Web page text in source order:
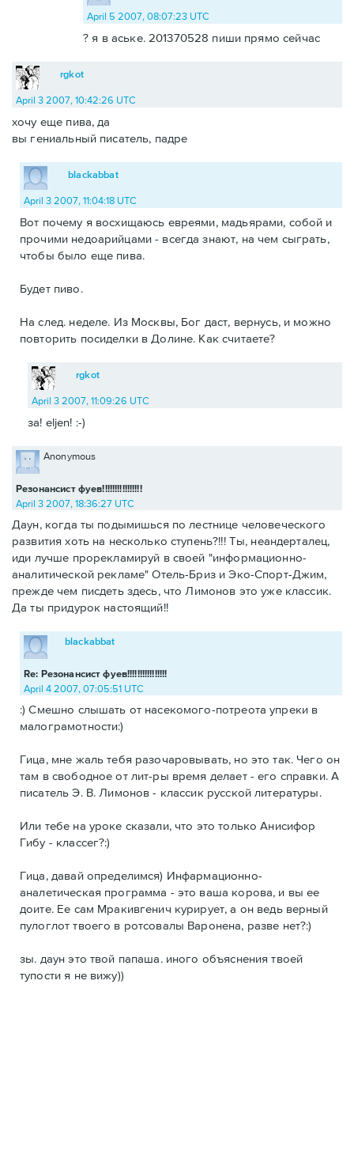
April 5 2007, 08:07:23 UTC
? я в аське. 201370528 пиши прямо сейчас
rgkot
April 3 2007, 10:42:26 UTC
хочу еще пива, да
вы гениальный писатель, падре
blackabbat
April 3 2007, 11:04:18 UTC
Вот почему я восхищаюсь евреями, мадьярами, собой и
прочими недоарийцами - всегда знают, на чем сыграть,
чтобы было еще пива.
Будет пиво.
На след. неделе. Из Москвы, Бог даст, вернусь, и можно
повторить посиделки в Долине. Как считаете?
rgkot
April 3 2007, 11:09:26 UTC
за! eljen! :-)
Резонансист фуев!!!!!!!!!!!!!!!!
Anonymous
April 3 2007, 18:36:27 UTC
Даун, когда ты подымишься по лестнице человеческого
развития хоть на несколько ступень?!!! Ты, неандерталец,
иди лучше прорекламируй в своей "информационно-
аналитической рекламе" Отель-Бриз и Эко-Спорт-Джим,
прежде чем писдеть здесь, что Лимонов это уже классик.
Да ты придурок настоящий!!
Re: Резонансист фуев!!!!!!!!!!!!!!!!
blackabbat
April 4 2007, 07:05:51 UTC
:) Смешно слышать от насекомого-потреота упреки в
малограмотности:)
Гица, мне жаль тебя разочаровывать, но это так. Чего он
там в свободное от лит-ры время делает - его справки. А
писатель Э. В. Лимонов - классик русской литературы.
Или тебе на уроке сказали, что это только Анисифор
Гибу - классег?:)
Гица, давай определимся) Инфармационно-
аналетическая программа - это ваша корова, и вы ее
доите. Ее сам Мракивгенич курирует, а он ведь верный
пулоглот твоего в ротсовалы Варонена, разве нет?:)
зы. даун это твой папаша. иного объяснения твоей
тупости я не вижу))